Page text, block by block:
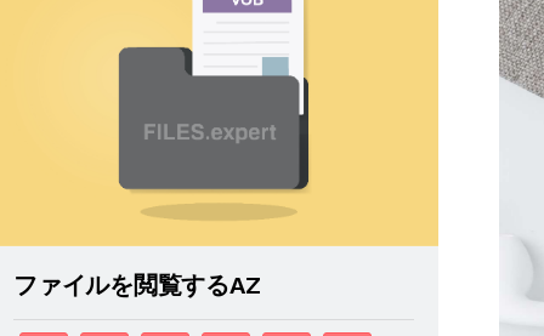
ファイルを閲覧するAZ